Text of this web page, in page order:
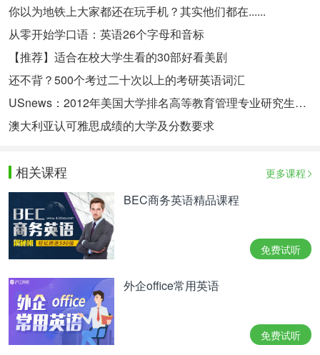
督导全程伴学。
以上是小编为大家分享的bec中级复习策略，希望对
大家有帮助。再好的计划，如果不去执行，那也只是
计划而已。所以，看了以上计划，再结合自身的情
况，开始学习吧!
相关热点：四六级考试时间
你以为地铁上大家都还在玩手机？其实他们都在......
从零开始学口语：英语26个字母和音标
【推荐】适合在校大学生看的30部好看美剧
还不背？500个考过二十次以上的考研英语词汇
USnews：2012年美国大学排名高等教育管理专业研究生排名
澳大利亚认可雅思成绩的大学及分数要求
相关课程 更多课程
BEC商务英语精品课程
免费试听
外企office常用英语
免费试听